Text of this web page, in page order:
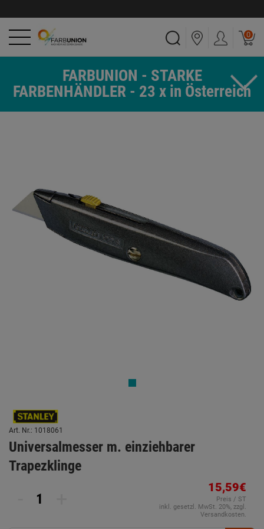
0
FARBUNION - STARKE
FARBENHÄNDLER - 23 x in Österreich
Art. Nr.: 1018061
Universalmesser m. einziehbarer
Trapezklinge
15,59€
Preis / ST
inkl. gesetzl. MwSt. 20%, zzgl.
Versandkosten.